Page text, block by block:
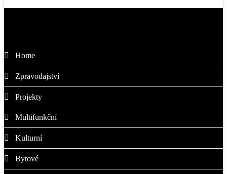
Home
Zpravodajství
Projekty
Multifunkční
Kulturní
Bytové